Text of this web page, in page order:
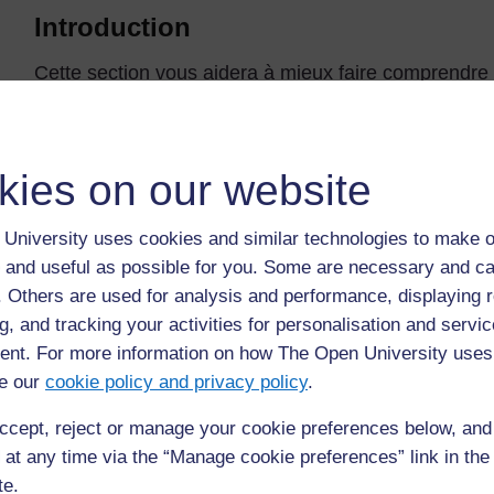
on our website
University uses cookies and similar technologies to make
useful as possible for you. Some are necessary and
Others are used for analysis and performance, displaying
and tracking your activities for personalisation and
For more information on how The Open University
our cookie policy and privacy policy.
reject or manage your cookie preferences below,
any time via the “Manage cookie preferences” link in
Introduction
Cette section vous aidera à mieux faire
longueur et comment les utiliser: estimer, mesurer,
L’élève peut réaliser des travaux d’investigation
ou en groupes. Les élèves peuvent également
oralement à la classe, soit par le biais d’un devoir
recherche sont basés sur une idée ou un
faire, vous effectuez plusieurs tâches afin de
posez. Les travaux d’investigation et de recherche
prendre la forme de recherches dans des livres,
savoir plus sur l’étude voir laRessource clé :
recherche en classe.